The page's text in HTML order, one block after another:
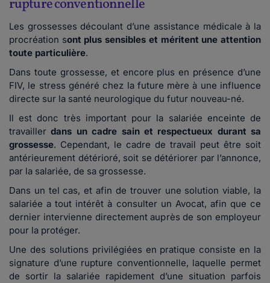
rupture conventionnelle
Les grossesses découlant d’une assistance médicale à la
procréation sont plus sensibles et méritent une attention
toute particulière.
Dans toute grossesse, et encore plus en présence d’une
FIV, le stress généré chez la future mère à une influence
directe sur la santé neurologique du futur nouveau-né.
Il est donc très important pour la salariée enceinte de
travailler dans un cadre sain et respectueux durant sa
grossesse. Cependant, le cadre de travail peut être soit
antérieurement détérioré, soit se détériorer par l’annonce,
par la salariée, de sa grossesse.
Dans un tel cas, et afin de trouver une solution viable, la
salariée a tout intérêt à consulter un Avocat, afin que ce
dernier intervienne directement auprès de son employeur
pour la protéger.
Une des solutions privilégiées en pratique consiste en la
signature d’une rupture conventionnelle, laquelle permet
de sortir la salariée rapidement d’une situation parfois